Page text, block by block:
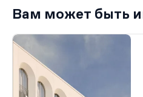
Вам может быть